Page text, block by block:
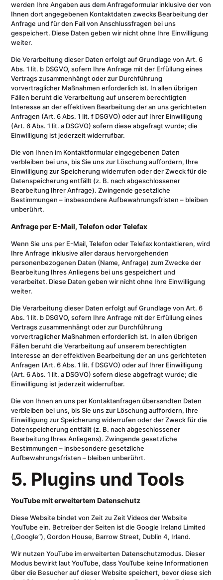
werden Ihre Angaben aus dem Anfrageformular inklusive der von
Ihnen dort angegebenen Kontaktdaten zwecks Bearbeitung der
Anfrage und für den Fall von Anschlussfragen bei uns
gespeichert. Diese Daten geben wir nicht ohne Ihre Einwilligung
weiter.
Die Verarbeitung dieser Daten erfolgt auf Grundlage von Art. 6
Abs. 1 lit. b DSGVO, sofern Ihre Anfrage mit der Erfüllung eines
Vertrags zusammenhängt oder zur Durchführung
vorvertraglicher Maßnahmen erforderlich ist. In allen übrigen
Fällen beruht die Verarbeitung auf unserem berechtigten
Interesse an der effektiven Bearbeitung der an uns gerichteten
Anfragen (Art. 6 Abs. 1 lit. f DSGVO) oder auf Ihrer Einwilligung
(Art. 6 Abs. 1 lit. a DSGVO) sofern diese abgefragt wurde; die
Einwilligung ist jederzeit widerrufbar.
Die von Ihnen im Kontaktformular eingegebenen Daten
verbleiben bei uns, bis Sie uns zur Löschung auffordern, Ihre
Einwilligung zur Speicherung widerrufen oder der Zweck für die
Datenspeicherung entfällt (z. B. nach abgeschlossener
Bearbeitung Ihrer Anfrage). Zwingende gesetzliche
Bestimmungen – insbesondere Aufbewahrungsfristen – bleiben
unberührt.
Anfrage per E-Mail, Telefon oder Telefax
Wenn Sie uns per E-Mail, Telefon oder Telefax kontaktieren, wird
Ihre Anfrage inklusive aller daraus hervorgehenden
personenbezogenen Daten (Name, Anfrage) zum Zwecke der
Bearbeitung Ihres Anliegens bei uns gespeichert und
verarbeitet. Diese Daten geben wir nicht ohne Ihre Einwilligung
weiter.
Die Verarbeitung dieser Daten erfolgt auf Grundlage von Art. 6
Abs. 1 lit. b DSGVO, sofern Ihre Anfrage mit der Erfüllung eines
Vertrags zusammenhängt oder zur Durchführung
vorvertraglicher Maßnahmen erforderlich ist. In allen übrigen
Fällen beruht die Verarbeitung auf unserem berechtigten
Interesse an der effektiven Bearbeitung der an uns gerichteten
Anfragen (Art. 6 Abs. 1 lit. f DSGVO) oder auf Ihrer Einwilligung
(Art. 6 Abs. 1 lit. a DSGVO) sofern diese abgefragt wurde; die
Einwilligung ist jederzeit widerrufbar.
Die von Ihnen an uns per Kontaktanfragen übersandten Daten
verbleiben bei uns, bis Sie uns zur Löschung auffordern, Ihre
Einwilligung zur Speicherung widerrufen oder der Zweck für die
Datenspeicherung entfällt (z. B. nach abgeschlossener
Bearbeitung Ihres Anliegens). Zwingende gesetzliche
Bestimmungen – insbesondere gesetzliche
Aufbewahrungsfristen – bleiben unberührt.
5. Plugins und Tools
YouTube mit erweitertem Datenschutz
Diese Website bindet von Zeit zu Zeit Videos der Website
YouTube ein. Betreiber der Seiten ist die Google Ireland Limited
(„Google“), Gordon House, Barrow Street, Dublin 4, Irland.
Wir nutzen YouTube im erweiterten Datenschutzmodus. Dieser
Modus bewirkt laut YouTube, dass YouTube keine Informationen
über die Besucher auf dieser Website speichert, bevor diese sich